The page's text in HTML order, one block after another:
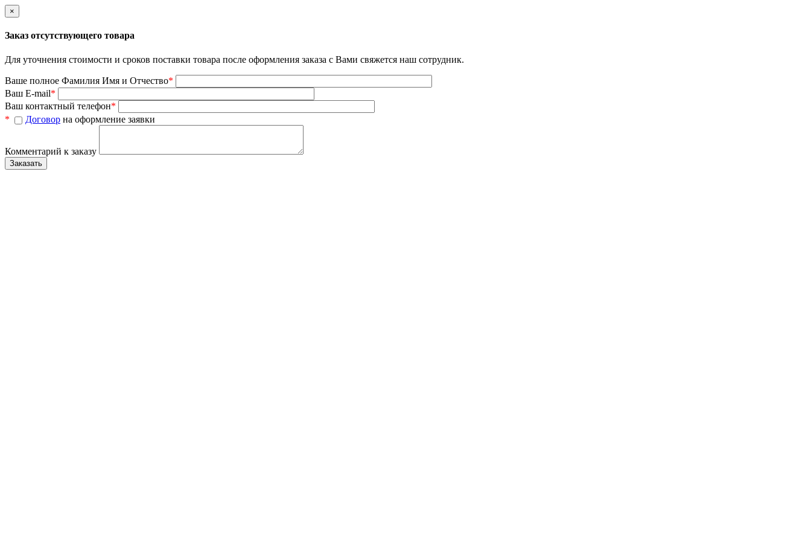
×
Заказ отсутствующего товара
Для уточнения стоимости и сроков поставки товара после оформления заказа с Вами свяжется наш сотрудник.
Ваше полное Фамилия Имя и Отчество*
Ваш E-mail*
Ваш контактный телефон*
*
Договор на оформление заявки
Комментарий к заказу